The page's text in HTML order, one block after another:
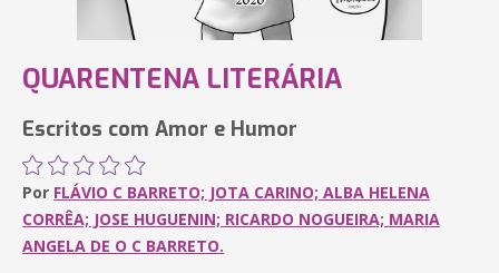
QUARENTENA LITERÁRIA
Escritos com Amor e Humor
Por FLÁVIO C BARRETO; JOTA CARINO; ALBA HELENA
CORRÊA; JOSE HUGUENIN; RICARDO NOGUEIRA; MARIA
ANGELA DE O C BARRETO.